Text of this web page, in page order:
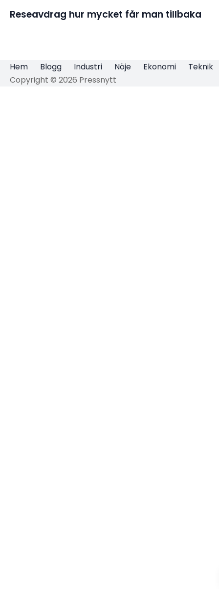
Reseavdrag hur mycket får man tillbaka
Hem Blogg Industri Nöje Ekonomi
Teknik
Copyright © 2026 Pressnytt